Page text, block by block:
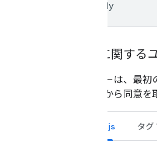
同意に関する
ユーザーは、最
パネルから同意を
gtag.js タグ